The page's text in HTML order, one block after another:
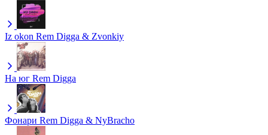
Iz okon Rem Digga & Zvonkiy
На юг Rem Digga
Фонари Rem Digga & NyBracho